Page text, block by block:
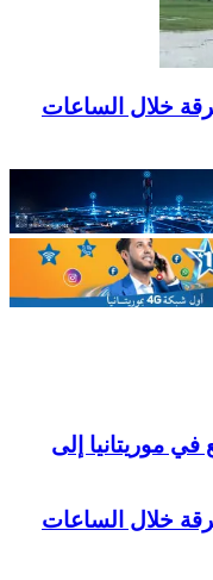
خلال الساعات
موريتانيا إلى
خلال الساعات